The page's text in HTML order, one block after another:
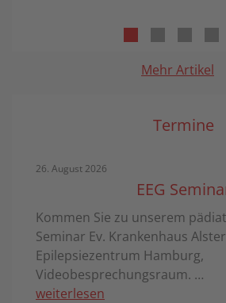
Mehr Artikel
Termine
26. August 2026
EEG
Kommen Sie zu unserem
Seminar Ev. Krankenhaus
Epilepsiezentrum Hamburg,
Videobesprechungsraum. …
weiterlesen